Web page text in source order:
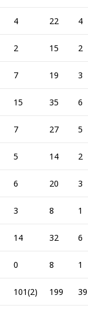
4 22 4
2 15 2
7 19 3
15 35 6
7 27 5
5 14 2
6 20 3
3 8 1
14 32 6
0 8 1
101(2) 199 39